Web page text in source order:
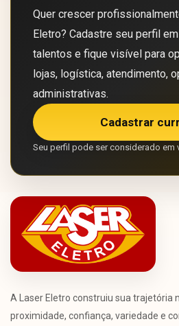
Quer crescer
Eletro? Cadastre seu perfil
talentos e fique visível para
lojas, logística, atendimento,
administrativas.
Cadastrar
Seu perfil pode ser considerado em
A Laser Eletro construiu sua trajetória
proximidade, confiança, variedade e